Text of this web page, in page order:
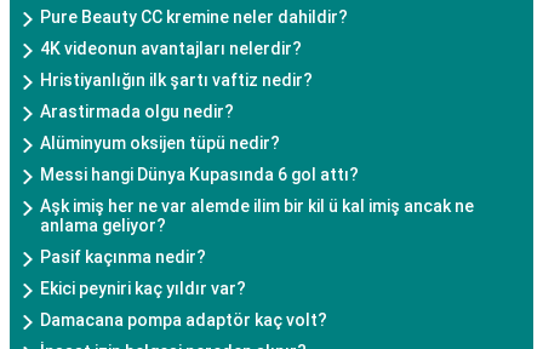
Pure Beauty CC kremine neler dahildir?
4K videonun avantajları nelerdir?
Hristiyanlığın ilk şartı vaftiz nedir?
Arastirmada olgu nedir?
Alüminyum oksijen tüpü nedir?
Messi hangi Dünya Kupasında 6 gol attı?
Aşk imiş her ne var alemde ilim bir kil ü kal imiş ancak ne
anlama geliyor?
Pasif kaçınma nedir?
Ekici peyniri kaç yıldır var?
Damacana pompa adaptör kaç volt?